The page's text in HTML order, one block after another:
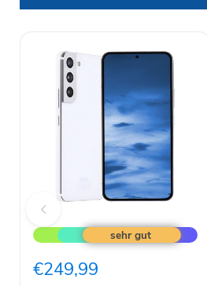
Samsung
Galaxy
S22
Dual-
€249,99